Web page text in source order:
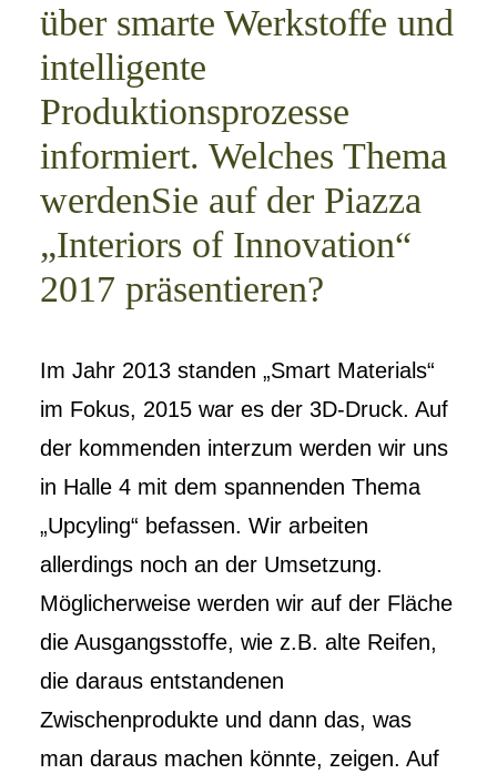
über smarte Werkstoffe und
intelligente
Produktionsprozesse
informiert. Welches Thema
werdenSie auf der Piazza
„Interiors of Innovation“
2017 präsentieren?
Im Jahr 2013 standen „Smart Materials“
im Fokus, 2015 war es der 3D-Druck. Auf
der kommenden interzum werden wir uns
in Halle 4 mit dem spannenden Thema
„Upcyling“ befassen. Wir arbeiten
allerdings noch an der Umsetzung.
Möglicherweise werden wir auf der Fläche
die Ausgangsstoffe, wie z.B. alte Reifen,
die daraus entstandenen
Zwischenprodukte und dann das, was
man daraus machen könnte, zeigen. Auf